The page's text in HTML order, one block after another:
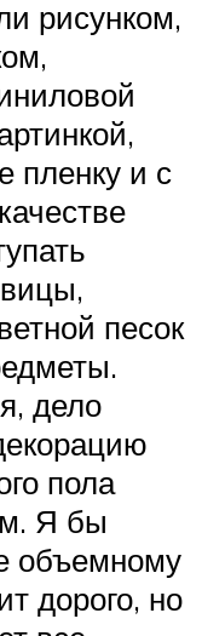
рисунком,
пленку и с
песок
дело
пола
Я бы
объемному
дорого, но